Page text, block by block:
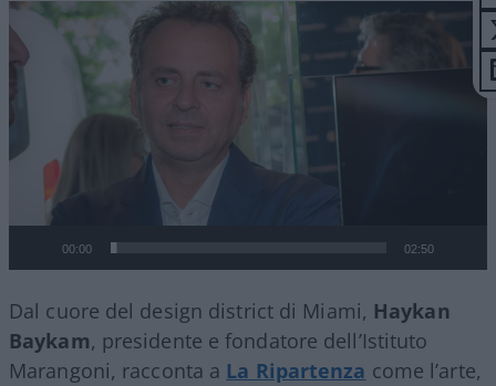
Video
Player
00:00 02:50
Dal cuore del design district di Miami, Haykan
Baykam, presidente e fondatore dell’Istituto
Marangoni, racconta a La Ripartenza come l’arte,